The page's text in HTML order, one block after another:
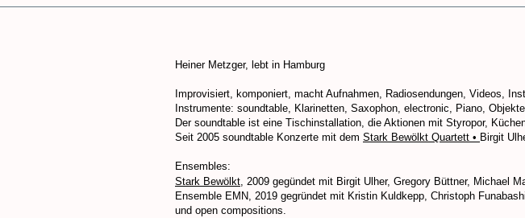
Heiner Metzger, l ebt in Hamburg
Improvisiert, komponiert, macht Aufnahmen, Radiosendungen, Videos,
Instrumente: soundtable, Klarinetten, Saxophon, electronic, Piano,
Der soundtable ist eine Tischinstallation, die Aktionen mit Styropor,
Seit 2005 soundtable Konzerte mit dem Stark Bewölkt Quartett • Birgit
Ensembles:
Stark Bewölkt, 2009 gegündet mit Birgit Ulher, Gregory Büttner, Michael
Ensemble EMN, 2019 gegründet mit Kristin Kuldkepp, Christoph
und open compositions.